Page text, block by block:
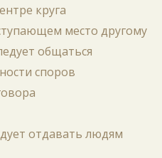
круга
место другому
общаться
споров
отдавать людям